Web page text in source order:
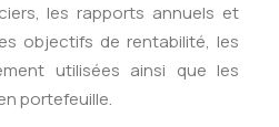
les rapports annuels et
objectifs de rentabilité, les
utilisées ainsi que les
portefeuille.